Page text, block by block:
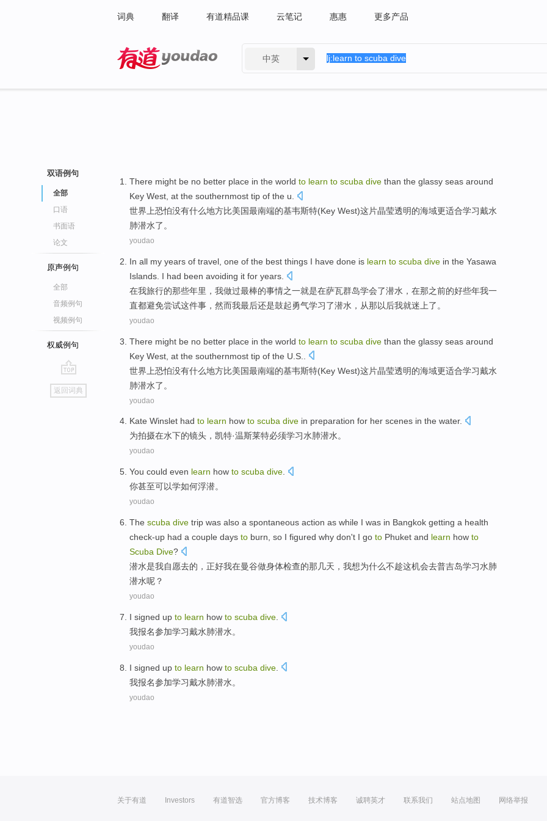
词典 翻译 有道精品课 云笔记 惠惠 更多产品
中英
双语例句
全部
口语
书面语
论文
原声例句
全部
音频例句
视频例句
权威例句
go
top
返回词典
There might be no better place in the world to learn to scuba dive than the glassy seas around
Key West , at the southernmost tip of the u
世界上恐怕没有什么地方比美国最南端的基韦斯特(Key West)这片晶莹透明的海域更适合学习戴水
肺潜水了。
youdao
In all my years of travel one of the best things I have done is learn to scuba dive in the Yasawa
Islands I had been avoiding it for years
在我旅行的那些年里， 我做过最棒的事情之一就是在萨瓦群岛学会了潜水 ，在那之前的好些年我一
直都避免尝试这件事，然而我最后还是鼓起勇气学习了潜水，从那以后我就迷上了。
youdao
There might be no better place in the world to learn to scuba dive than the glassy seas around
Key West , at the southernmost tip of the U.S
世界上恐怕没有什么地方比美国最南端的基韦斯特(Key West)这片晶莹透明的海域更适合学习戴水
肺潜水了。
youdao
Kate Winslet had to learn how to scuba dive in preparation for her scenes in the water.
为拍摄在水下的镜头 ， 凯特·温斯莱特必须学习水肺潜水。
youdao
You could even learn how to scuba dive
你甚至可以学如何浮潜。
youdao
The scuba dive trip was also a spontaneous action as while I was in Bangkok getting a health
check-up had a couple days to burn, so I figured why don't I go to Phuket and learn how to
Scuba Dive?
潜水是我自愿去的，正好我在曼谷做身体检查的那 几天 ，我想为什么不趁这机会去普吉岛学习水肺
潜水呢？
youdao
I signed up to learn how to scuba dive
我报名参加学习戴水肺潜水。
youdao
I signed up to learn how to scuba dive
我报名参加学习戴水肺潜水。
youdao
关于有道 Investors 有道智选 官方博客 技术博客 诚聘英才 联系我们 站点地图 网络举报